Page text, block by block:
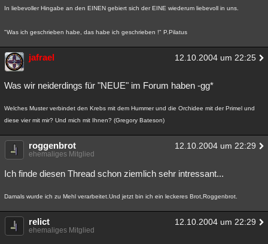
In liebevoller Hingabe an den EINEN gebiert sich der EINE wiederum liebevoll in uns.
"Was ich geschrieben habe, das habe ich geschrieben !" P.Pilatus
jafrael 12.10.2004 um 22:25
Was wir neiderdings für "NEUE" im Forum haben -gg*
Welches Muster verbindet den Krebs mit dem Hummer und die Orchidee mit der Primel und
diese vier mit mir? Und mich mit Ihnen? (Gregory Bateson)
roggenbrot 12.10.2004 um 22:29
ehemaliges Mitglied
Ich finde diesen Thread schon ziemlich sehr intressant...
Damals wurde ich zu Mehl verarbeitet.Und jetzt bin ich ein leckeres Brot,Roggenbrot.
relict 12.10.2004 um 22:29
ehemaliges Mitglied